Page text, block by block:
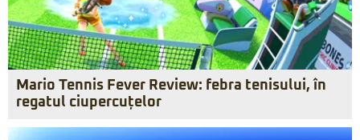
Mario Tennis Fever Review: febra tenisului, în
regatul ciupercuțelor